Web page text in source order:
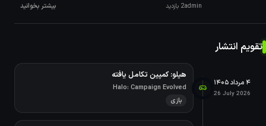
admin2 بازدید بیشتر بخوانید
تقویم انتشار
۴ مرداد ۱۴۰۵
26 July 2026
هیلو: کمپین تکامل یافته
Halo: Campaign Evolved
بازی